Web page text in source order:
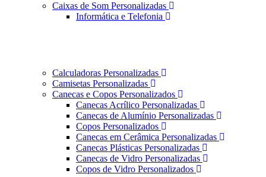
Caixas de Som Personalizadas
Informática e Telefonia
Calculadoras Personalizadas
Camisetas Personalizadas
Canecas e Copos Personalizados
Canecas Acrílico Personalizadas
Canecas de Alumínio Personalizadas
Copos Personalizados
Canecas em Cerâmica Personalizadas
Canecas Plásticas Personalizadas
Canecas de Vidro Personalizadas
Copos de Vidro Personalizados